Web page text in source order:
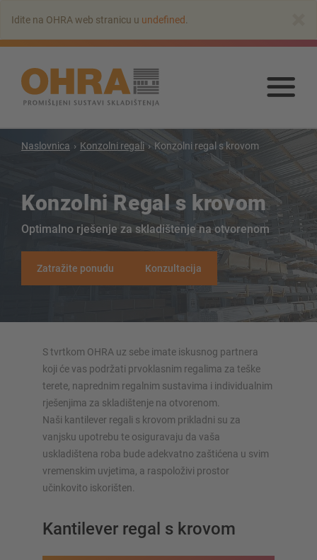
glavni
sadržaj
Idite na OHRA web stranicu u undefined
Na
Naslovnica Konzolni regali Konzolni regal s krovom
Konzolni Regal s krovom
Optimalno rješenje za skladištenje na otvorenom
Zatražite ponudu Konzultacija
S tvrtkom OHRA uz sebe imate iskusnog partnera
koji će vas podržati prvoklasnim regalima za teške
terete, naprednim regalnim sustavima i individualnim
rješenjima za skladištenje na otvorenom.
Naši kantilever regali s krovom prikladni su za
vanjsku upotrebu te osiguravaju da vaša
uskladištena roba bude adekvatno zaštićena u svim
vremenskim uvjetima, a raspoloživi prostor
učinkovito iskorišten.
Kantilever regal s krovom
Konzolni regali
Konzolni regal jednostrani
Konzolni regal za teske terete
SUSTAVI SKLADIŠTENJA
Regali na pokretnim kolicama